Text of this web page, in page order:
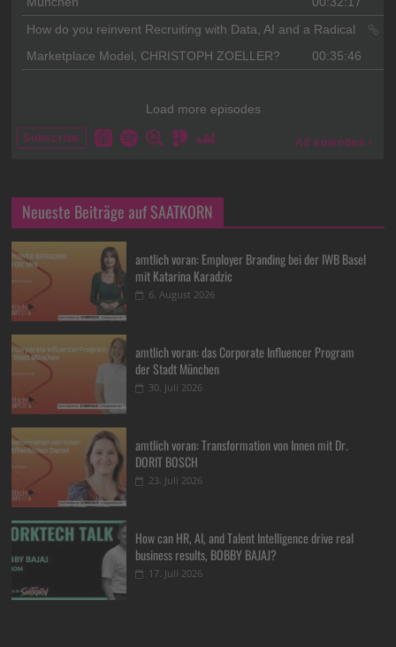
Neueste Beiträge auf SAATKORN
amtlich voran: Employer Branding bei der IWB Basel
mit Katarina Karadzic
6. August 2026
amtlich voran: das Corporate Influencer Program
der Stadt München
30. Juli 2026
amtlich voran: Transformation von Innen mit Dr.
DORIT BOSCH
23. Juli 2026
How can HR, AI, and Talent Intelligence drive real
business results, BOBBY BAJAJ?
17. Juli 2026